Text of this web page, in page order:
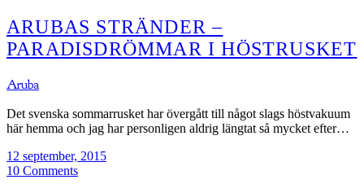
ARUBAS STRÄNDER –
PARADISDRÖMMAR I HÖSTRUSKET
Aruba
Det svenska sommarrusket har övergått till något slags höstvakuum
här hemma och jag har personligen aldrig längtat så mycket efter…
12 september, 2015
10 Comments